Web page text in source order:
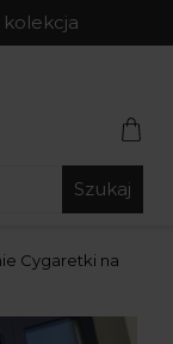
Szukaj
Cygaretki na